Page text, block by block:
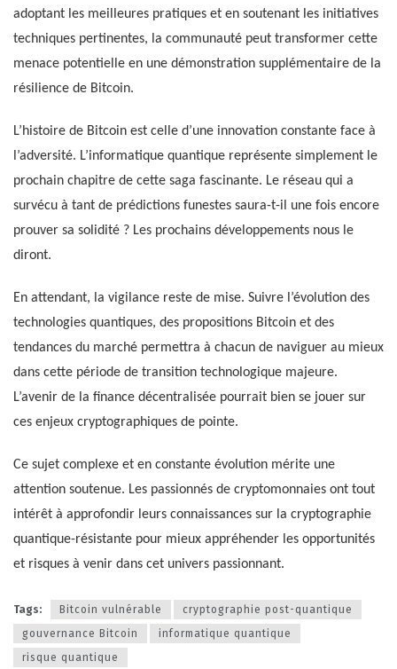
adoptant les meilleures pratiques et en soutenant les initiatives
techniques pertinentes, la communauté peut transformer cette
menace potentielle en une démonstration supplémentaire de la
résilience de Bitcoin.
L’histoire de Bitcoin est celle d’une innovation constante face à
l’adversité. L’informatique quantique représente simplement le
prochain chapitre de cette saga fascinante. Le réseau qui a
survécu à tant de prédictions funestes saura-t-il une fois encore
prouver sa solidité ? Les prochains développements nous le
diront.
En attendant, la vigilance reste de mise. Suivre l’évolution des
technologies quantiques, des propositions Bitcoin et des
tendances du marché permettra à chacun de naviguer au mieux
dans cette période de transition technologique majeure.
L’avenir de la finance décentralisée pourrait bien se jouer sur
ces enjeux cryptographiques de pointe.
Ce sujet complexe et en constante évolution mérite une
attention soutenue. Les passionnés de cryptomonnaies ont tout
intérêt à approfondir leurs connaissances sur la cryptographie
quantique-résistante pour mieux appréhender les opportunités
et risques à venir dans cet univers passionnant.
Tags: Bitcoin vulnérable
cryptographie post-quantique
gouvernance Bitcoin
informatique quantique
risque quantique